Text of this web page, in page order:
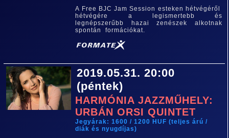
A Free BJC Jam Session esteken hétvégéről
hétvégére a legismertebb és
legnépszerűbb hazai zenészek alkotnak
spontán formációkat.
2019.05.31. 20:00
(péntek)
HARMÓNIA JAZZMŰHELY:
URBÁN ORSI QUINTET
Jegyárak: 1600 / 1200 HUF (teljes árú /
diák és nyugdíjas)